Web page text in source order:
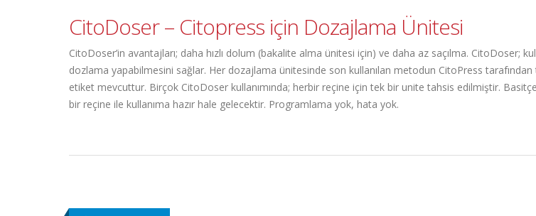
CitoDoser – Citopress için Dozajlama Ünitesi
CitoDoser’in avantajları; daha hızlı dolum (bakalite alma ünitesi için) ve daha az saçılma. CitoDoser;
dozlama yapabilmesini sağlar. Her dozajlama ünitesinde son kullanılan metodun CitoPress tarafından
etiket mevcuttur. Birçok CitoDoser kullanımında; herbir reçine için tek bir unite tahsis edilmiştir.
bir reçine ile kullanıma hazır hale gelecektir. Programlama yok, hata yok.